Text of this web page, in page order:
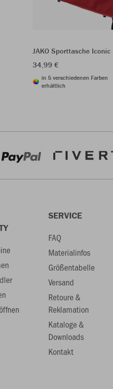
JAKO Sporttasche Iconic
34,99 €
in 5 verschiedenen Farben
erhältlich
SERVICE
FAQ
Materialinfos
Größentabelle
Versand
Retoure &
Reklamation
Kataloge &
Downloads
Kontakt